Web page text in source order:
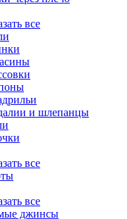
все
и шлепанцы
все
все
джинсы